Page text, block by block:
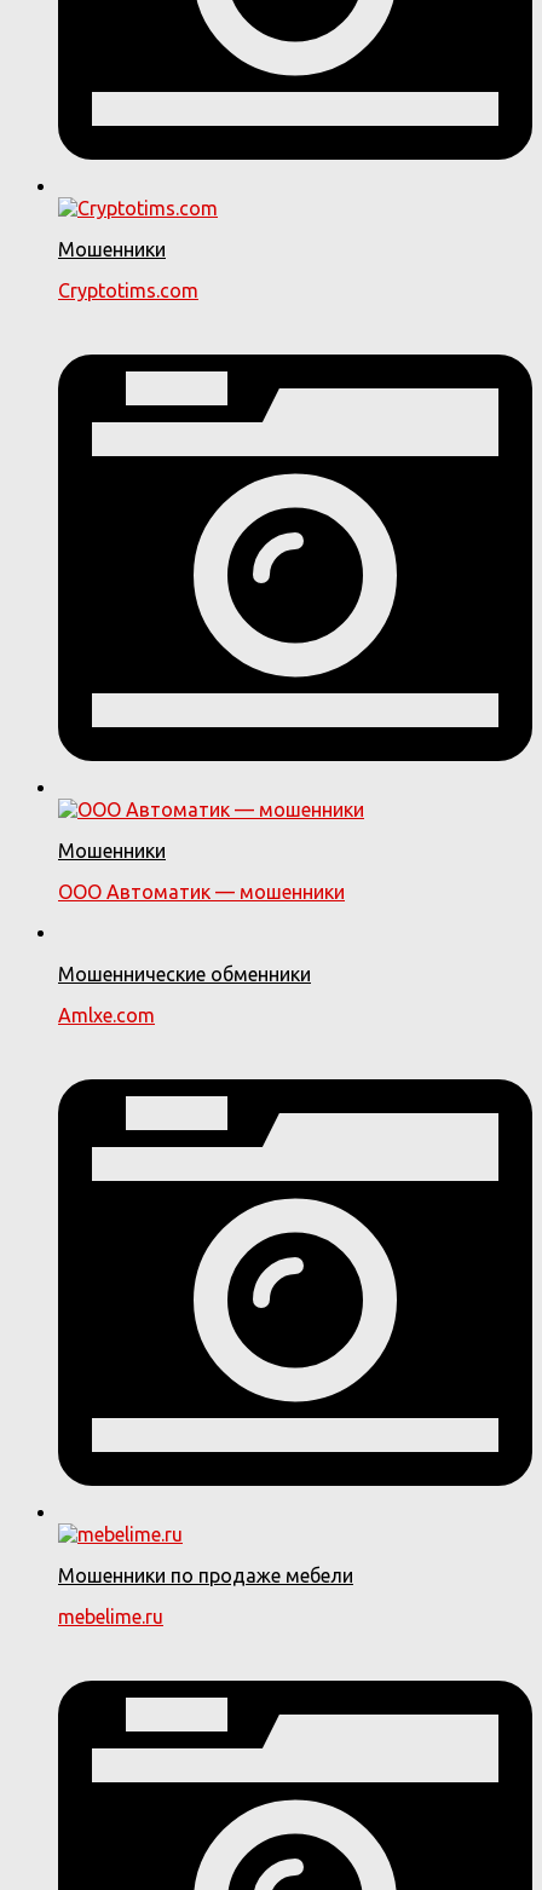
Мошенники
Cryptotims.com
Мошенники
ООО Автоматик — мошенники
Мошеннические обменники
Amlxe.com
Мошенники по продаже мебели
mebelime.ru